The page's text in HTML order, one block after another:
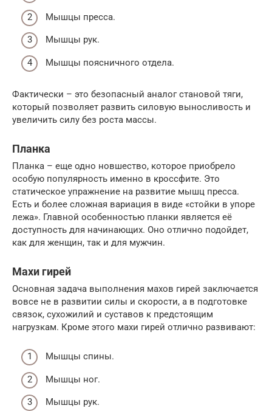
Мышцы пресса.
Мышцы рук.
Мышцы поясничного отдела.
Фактически – это безопасный аналог становой тяги,
который позволяет развить силовую выносливость и
увеличить силу без роста массы.
Планка
Планка – еще одно новшество, которое приобрело
особую популярность именно в кроссфите. Это
статическое упражнение на развитие мышц пресса.
Есть и более сложная вариация в виде «стойки в упоре
лежа». Главной особенностью планки является её
доступность для начинающих. Оно отлично подойдет,
как для женщин, так и для мужчин.
Махи гирей
Основная задача выполнения махов гирей заключается
вовсе не в развитии силы и скорости, а в подготовке
связок, сухожилий и суставов к предстоящим
нагрузкам. Кроме этого махи гирей отлично развивают:
Мышцы спины.
Мышцы ног.
Мышцы рук.